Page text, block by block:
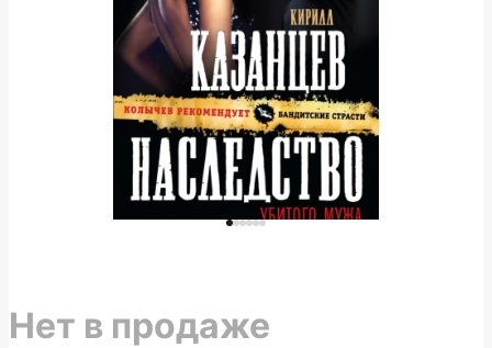
Нет в продаже